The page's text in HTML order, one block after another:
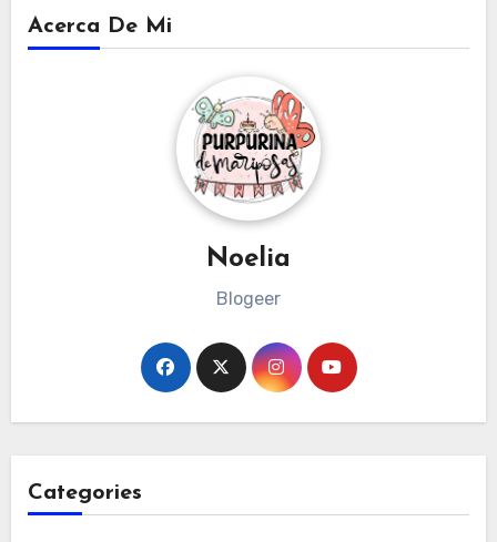
Acerca De Mi
Noelia
Blogeer
Categories